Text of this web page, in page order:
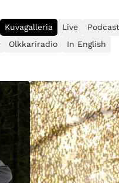
Kuvagalleria Live Podcast
Olkkariradio In English